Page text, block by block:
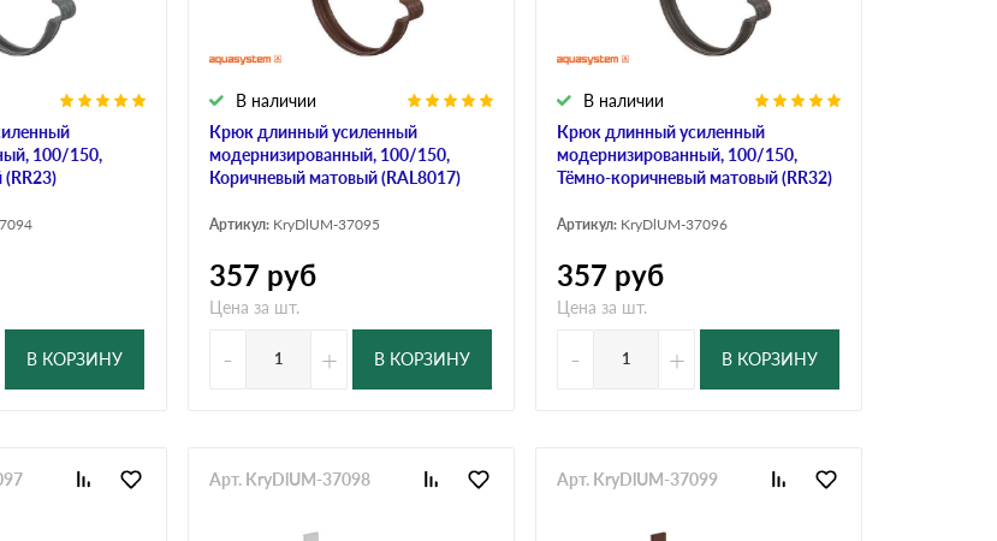
100/150,
В КОРЗИНУ
Крюк длинный усиленный
модернизированный, 100/150,
Коричневый матовый (RAL8017)
В наличии
Артикул: KryDlUM-37095
357 руб
Цена за шт.
- + В КОРЗИНУ
Крюк длинный усиленный
модернизированный, 100/150,
Тёмно-коричневый матовый (RR32)
В наличии
Артикул: KryDlUM-37096
357 руб
Цена за шт.
- + В КОРЗИНУ
Арт. KryDlUM-37098 Арт. KryDlUM-37099